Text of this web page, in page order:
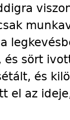
és sört
és
el az